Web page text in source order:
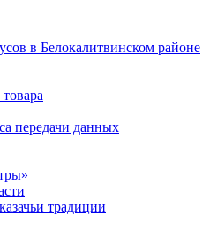
в Белокалитвинском районе
передачи данных
традиции